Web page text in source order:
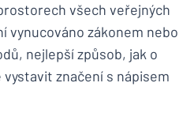
všech veřejných
vynucováno zákonem nebo
nejlepší způsob, jak o
značení s nápisem